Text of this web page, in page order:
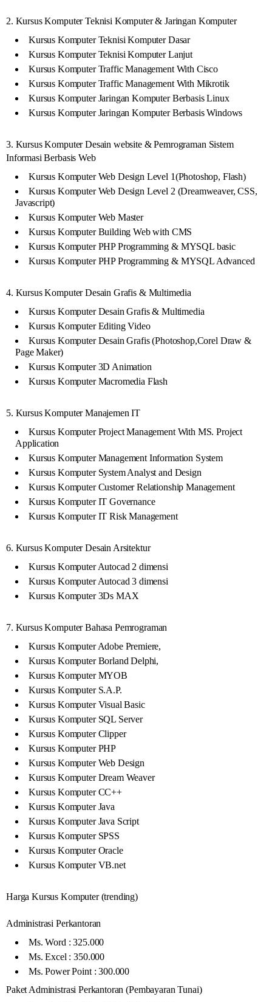
2. Kursus Komputer Teknisi Komputer & Jaringan Komputer
Kursus Komputer Teknisi Komputer Dasar
Kursus Komputer Teknisi Komputer Lanjut
Kursus Komputer Traffic Management With Cisco
Kursus Komputer Traffic Management With Mikrotik
Kursus Komputer Jaringan Komputer Berbasis Linux
Kursus Komputer Jaringan Komputer Berbasis Windows
3. Kursus Komputer Desain website & Pemrograman Sistem
Informasi Berbasis Web
Kursus Komputer Web Design Level 1(Photoshop, Flash)
Kursus Komputer Web Design Level 2 (Dreamweaver, CSS,
Javascript)
Kursus Komputer Web Master
Kursus Komputer Building Web with CMS
Kursus Komputer PHP Programming & MYSQL basic
Kursus Komputer PHP Programming & MYSQL Advanced
4. Kursus Komputer Desain Grafis & Multimedia
Kursus Komputer Desain Grafis & Multimedia
Kursus Komputer Editing Video
Kursus Komputer Desain Grafis (Photoshop,Corel Draw &
Page Maker)
Kursus Komputer 3D Animation
Kursus Komputer Macromedia Flash
5. Kursus Komputer Manajemen IT
Kursus Komputer Project Management With MS. Project
Application
Kursus Komputer Management Information System
Kursus Komputer System Analyst and Design
Kursus Komputer Customer Relationship Management
Kursus Komputer IT Governance
Kursus Komputer IT Risk Management
6. Kursus Komputer Desain Arsitektur
Kursus Komputer Autocad 2 dimensi
Kursus Komputer Autocad 3 dimensi
Kursus Komputer 3Ds MAX
7. Kursus Komputer Bahasa Pemrograman
Kursus Komputer Adobe Premiere,
Kursus Komputer Borland Delphi,
Kursus Komputer MYOB
Kursus Komputer S.A.P.
Kursus Komputer Visual Basic
Kursus Komputer SQL Server
Kursus Komputer Clipper
Kursus Komputer PHP
Kursus Komputer Web Design
Kursus Komputer Dream Weaver
Kursus Komputer CC++
Kursus Komputer Java
Kursus Komputer Java Script
Kursus Komputer SPSS
Kursus Komputer Oracle
Kursus Komputer VB.net
Harga Kursus Komputer (trending)
Administrasi Perkantoran
Ms. Word : 325.000
Ms. Excel : 350.000
Ms. Power Point : 300.000
Paket Administrasi Perkantoran (Pembayaran Tunai)